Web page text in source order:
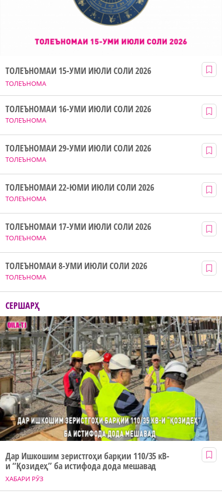
ТОЛЕЪНОМА
ТОЛЕЪНОМАИ 15-УМИ ИЮЛИ СОЛИ 2026
ТОЛЕЪНОМА
ТОЛЕЪНОМАИ 16-УМИ ИЮЛИ СОЛИ 2026
ТОЛЕЪНОМА
ТОЛЕЪНОМАИ 29-УМИ ИЮЛИ СОЛИ 2026
ТОЛЕЪНОМА
ТОЛЕЪНОМАИ 22-ЮМИ ИЮЛИ СОЛИ 2026
ТОЛЕЪНОМА
ТОЛЕЪНОМАИ 17-УМИ ИЮЛИ СОЛИ 2026
ТОЛЕЪНОМА
ТОЛЕЪНОМАИ 8-УМИ ИЮЛИ СОЛИ 2026
СЕРШАРҲ
ХАБАРИ РӮЗ
Дар Ишкошим зеристгоҳи барқии 110/35 кВ-
и “Қозидеҳ” ба истифода дода мешавад